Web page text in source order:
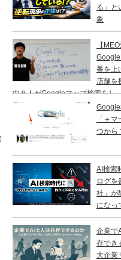
る」と
象
【
番を上
店舗を
中８人がGoogleマップ検索をし
は１日以内に来店する事を知っ
「＋
つから
AI検索
ログを
社」が
になっ
企業で
存でき
大企業